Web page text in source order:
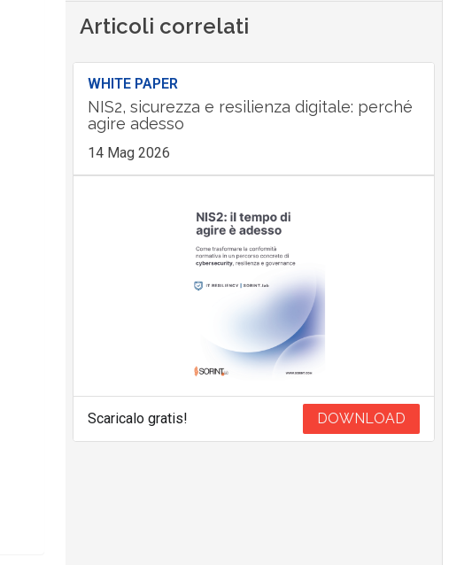
Articoli correlati
WHITE PAPER
NIS2, sicurezza e resilienza digitale: perché
agire adesso
14 Mag 2026
Scaricalo gratis! DOWNLOAD